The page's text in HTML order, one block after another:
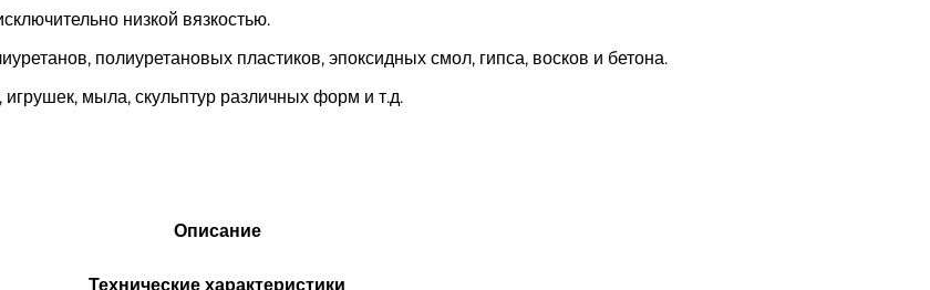
низкой вязкостью.
полиуретановых пластиков, эпоксидных смол, гипса, восков и бетона.
мыла, скульптур различных форм и т.д.
Описание
Технические характеристики